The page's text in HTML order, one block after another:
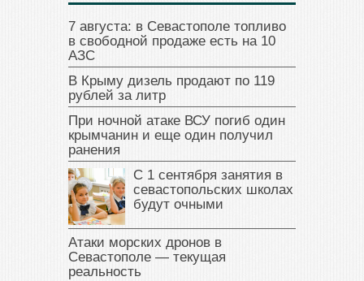
7 августа: в Севастополе топливо
в свободной продаже есть на 10
АЗС
В Крыму дизель продают по 119
рублей за литр
При ночной атаке ВСУ погиб один
крымчанин и еще один получил
ранения
С 1 сентября занятия в
севастопольских школах
будут очными
Атаки морских дронов в
Севастополе — текущая
реальность